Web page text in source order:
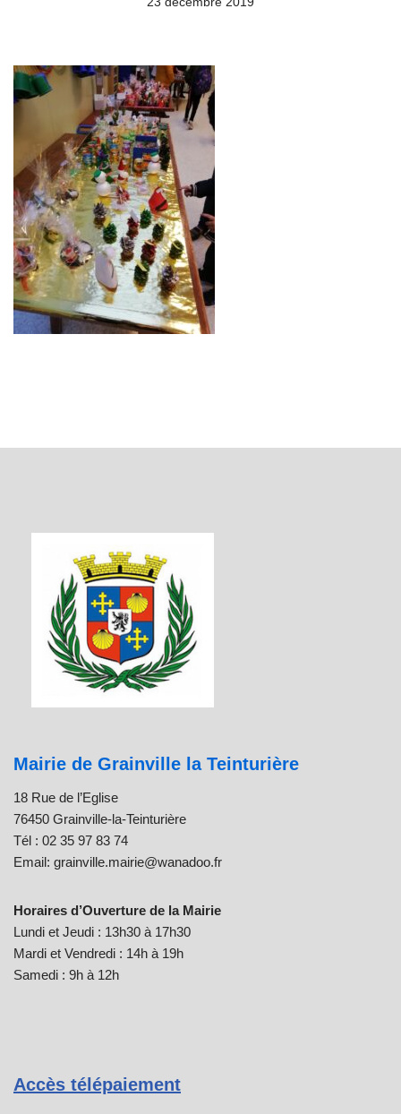
Mairie de Grainville la Teinturière
18 Rue de l’Eglise
76450 Grainville-la-Teinturière
Tél : 02 35 97 83 74
Email: grainville.mairie@wanadoo.fr
Horaires d’Ouverture de la Mairie
Lundi et Jeudi : 13h30 à 17h30
Mardi et Vendredi : 14h à 19h
Samedi : 9h à 12h
Accès télépaiement